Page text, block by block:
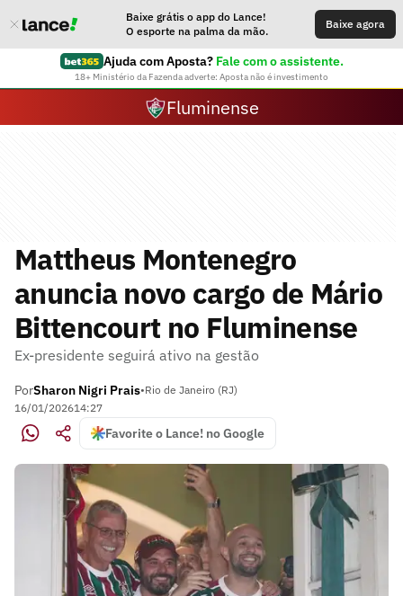
Baixe grátis o app do Lance!
O esporte na palma da mão.
Baixe agora
Ajuda com Aposta? Fale com o assistente.
18+ Ministério da Fazenda adverte: Aposta não é investimento
Fluminense
Mattheus Montenegro
anuncia novo cargo de Mário
Bittencourt no Fluminense
Ex-presidente seguirá ativo na gestão
PorSharon Nigri Prais•Rio de Janeiro (RJ)
16/01/202614:27
Favorite o Lance! no Google